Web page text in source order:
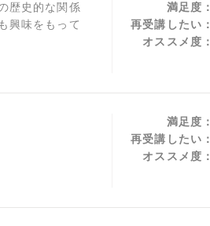
歴史的な関係
興味をもって
満足度：
再受講したい：
オススメ度：
満足度：
再受講したい：
オススメ度：